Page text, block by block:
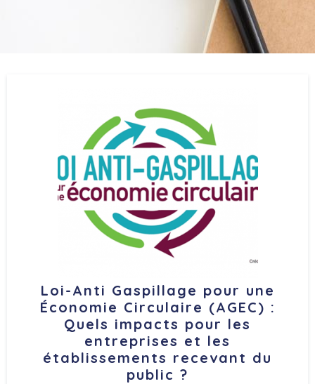
Loi-Anti Gaspillage pour une
Économie Circulaire (AGEC) :
Quels impacts pour les
entreprises et les
établissements recevant du
public ?